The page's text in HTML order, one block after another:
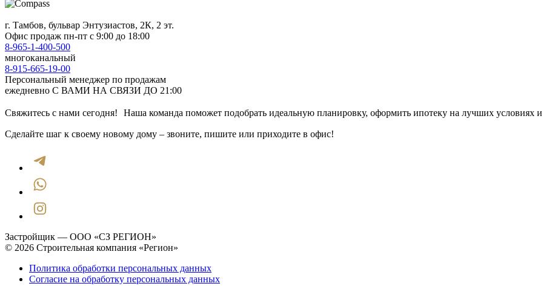
г. Тамбов, бульвар Энтузиастов, 2К, 2 эт.
Офис продаж пн-пт с 9:00 до 18:00
8-965-1-400-500
многоканальный
8-915-665-19-00
Персональный менеджер по продажам
ежедневно С ВАМИ НА СВЯЗИ ДО 21:00
Свяжитесь с нами сегодня! Наша команда поможет подобрать идеальную планировку, оформить ипотеку на лучших условиях
Сделайте шаг к своему новому дому – звоните, пишите или приходите в офис!
Застройщик — ООО «СЗ РЕГИОН»
© 2026 Строительная компания «Регион»
Политика обработки персональных данных
Согласие на обработку персональных данных